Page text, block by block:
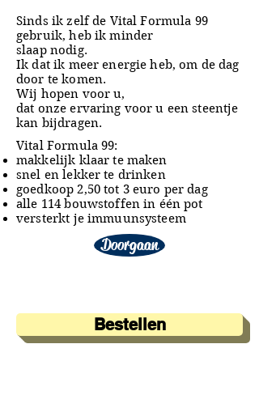
Sinds ik zelf de Vital Formula 99
gebruik, heb ik minder
slaap nodig.
Ik dat ik meer energie heb, om de dag
door te komen.
Wij hopen voor u,
dat onze ervaring voor u een steentje
kan bijdragen.
Vital Formula 99:
makkelijk klaar te maken
snel en lekker te drinken
goedkoop 2,50 tot 3 euro per dag
alle 114 bouwstoffen in één pot
versterkt je immuunsysteem
Doorgaan
Bestellen